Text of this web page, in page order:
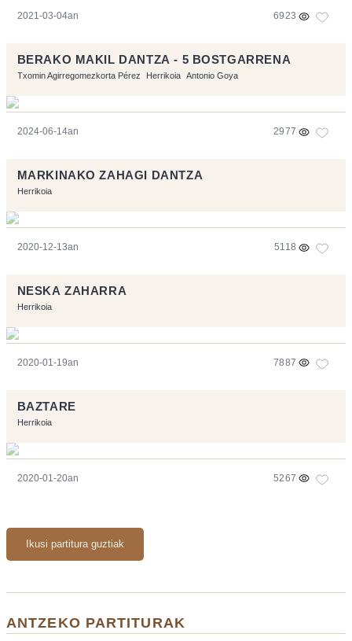
2021-03-04an 6923
BERAKO MAKIL DANTZA - 5 BOSTGARRENA
Txomin Agirregomezkorta Pérez Herrikoia Antonio Goya
2024-06-14an 2977
MARKINAKO ZAHAGI DANTZA
Herrikoia
2020-12-13an 5118
NESKA ZAHARRA
Herrikoia
2020-01-19an 7887
BAZTARE
Herrikoia
2020-01-20an 5267
Ikusi partitura guztiak
ANTZEKO PARTITURAK